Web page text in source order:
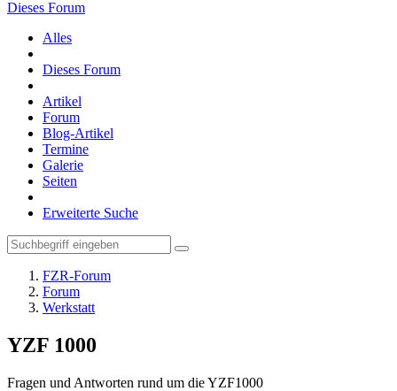
Dieses Forum
Alles
Dieses Forum
Artikel
Forum
Blog-Artikel
Termine
Galerie
Seiten
Erweiterte Suche
FZR-Forum
Forum
Werkstatt
YZF 1000
Fragen und Antworten rund um die YZF1000